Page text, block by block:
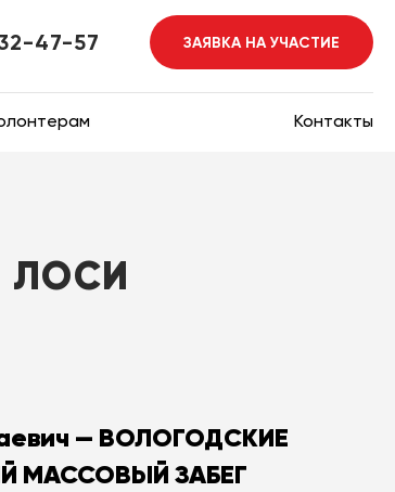
47-57 ЗАЯВКА НА УЧАСТИЕ
Контакты
ЛОСИ
— ВОЛОГОДСКИЕ
МАССОВЫЙ ЗАБЕГ